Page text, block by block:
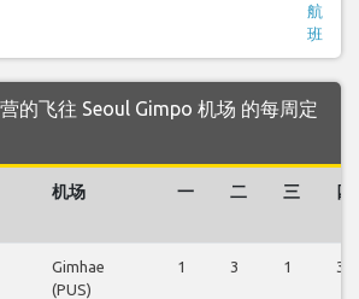
航
班
的飞往 Seoul Gimpo 机场 的每周定
机场 一 二 三 四
Gimhae
(PUS)
1 3 1 3